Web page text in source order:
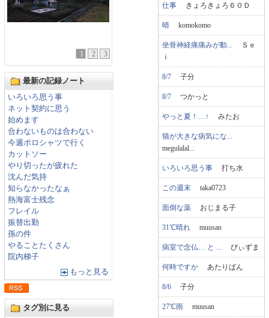
1 2 3
最新の記録ノート
いろいろ思う事
ネット契約に思う
始めます
合わないものは合わない
今週ポロシャツで行く
カットソー
やり切ったが疲れた
沈んだ気持
知らなかったなぁ
熱海富士残念
フレイル
振替出勤
孫の件
やることたくさん
院内梯子
もっと見る
タグ別に見る
仕事 きょろきょろ６０Ｄ
晴 komokomo
坐骨神経痛痛みが動...
Ｓｅ
ｉ
8/7 子分
8/7 つかっと
やっと夏！…↑ みたお
猫が大きな病気にな...
megulalal...
いろいろ思う事 打ち水
この週末 taka0723
面倒な薬 おじまる子
31℃晴れ muusan
病室で念仏… と ... ぴぃずま
何時ですか あたりばん
8/6 子分
27℃雨 muusan